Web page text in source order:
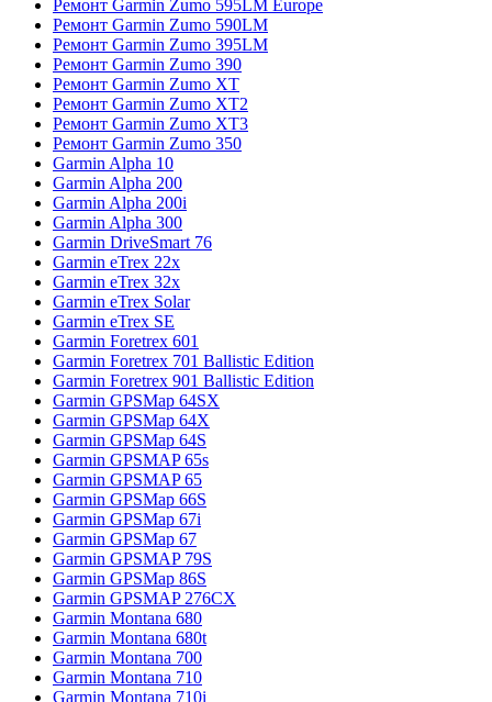
Ремонт Garmin Zumo 595LM Europe
Ремонт Garmin Zumo 590LM
Ремонт Garmin Zumo 395LM
Ремонт Garmin Zumo 390
Ремонт Garmin Zumo XT
Ремонт Garmin Zumo XT2
Ремонт Garmin Zumo XT3
Ремонт Garmin Zumo 350
Garmin Alpha 10
Garmin Alpha 200
Garmin Alpha 200i
Garmin Alpha 300
Garmin DriveSmart 76
Garmin eTrex 22x
Garmin eTrex 32x
Garmin eTrex Solar
Garmin eTrex SE
Garmin Foretrex 601
Garmin Foretrex 701 Ballistic Edition
Garmin Foretrex 901 Ballistic Edition
Garmin GPSMap 64SX
Garmin GPSMap 64X
Garmin GPSMap 64S
Garmin GPSMAP 65s
Garmin GPSMAP 65
Garmin GPSMap 66S
Garmin GPSMap 67i
Garmin GPSMap 67
Garmin GPSMAP 79S
Garmin GPSMap 86S
Garmin GPSMAP 276CX
Garmin Montana 680
Garmin Montana 680t
Garmin Montana 700
Garmin Montana 710
Garmin Montana 710i